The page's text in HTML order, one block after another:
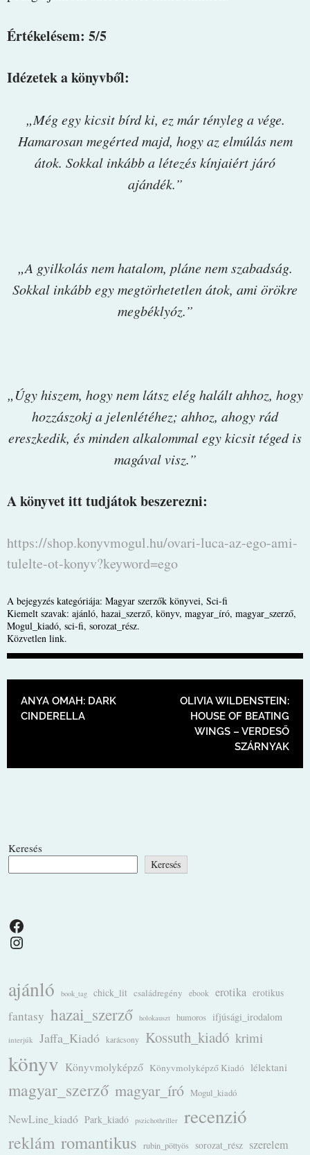
Értékelésem: 5/5
Idézetek a könyvből:
„Még egy kicsit bírd ki, ez már tényleg a vége.
Hamarosan megérted majd, hogy az elmúlás nem
átok. Sokkal inkább a létezés kínjaiért járó
ajándék.”
„A gyilkolás nem hatalom, pláne nem szabadság.
Sokkal inkább egy megtörhetetlen átok, ami örökre
megbéklyóz.”
„Úgy hiszem, hogy nem látsz elég halált ahhoz, hogy
hozzászokj a jelenlétéhez; ahhoz, ahogy rád
ereszkedik, és minden alkalommal egy kicsit téged is
magával visz.”
A könyvet itt tudjátok beszerezni:
https://shop.konyvmogul.hu/ovari-luca-az-ego-ami-
tulelte-ot-konyv?keyword=ego
A bejegyzés kategóriája: Magyar szerzők könyvei, Sci-fi
Kiemelt szavak: ajánló, hazai_szerző, könyv, magyar_író, magyar_szerző,
Mogul_kiadó, sci-fi, sorozat_rész.
Közvetlen link.
BEJEGYZÉS NAVIGÁCIÓ
ANYA OMAH: DARK
CINDERELLA
OLIVIA WILDENSTEIN:
HOUSE OF BEATING
WINGS – VERDESŐ
SZÁRNYAK
Keresés
Keresés
Facebook
Instagram
ajánló book_tag chick_lit családregény ebook erotika erotikus
fantasy hazai_szerző holokauszt humoros ifjúsági_irodalom
interjúk Jaffa_Kiadó karácsony Kossuth_kiadó krimi
könyv Könyvmolyképző Könyvmolyképző Kiadó lélektani
magyar_szerző magyar_író Mogul_kiadó
NewLine_kiadó Park_kiadó pszichothriller recenzió
reklám romantikus rubin_pöttyös sorozat_rész szerelem